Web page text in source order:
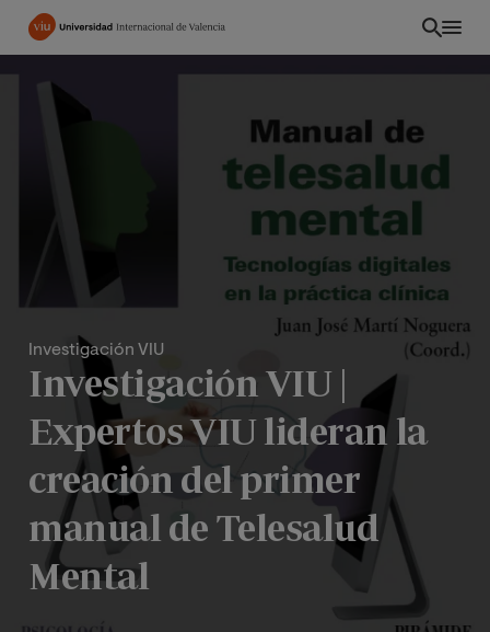
Pasar
principal
Investigación VIU
Investigación VIU |
Expertos VIU lideran la
creación del primer
manual de Telesalud
Mental